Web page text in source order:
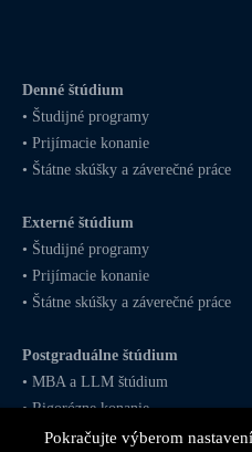
Denné štúdium
• Študijné programy
•Prijímacie konanie
• Štátne skúšky a záverečné práce
Externé štúdium
• Študijné programy
•Prijímacie konanie
• Štátne skúšky a záverečné práce
Postgraduálne štúdium
•MBAaLLM štúdium
•Rigorózne konanie
Pokračujte výberom